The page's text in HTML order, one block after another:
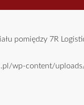
pomiędzy 7R
wp-content/